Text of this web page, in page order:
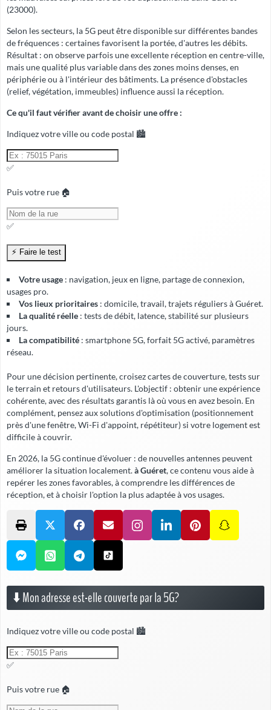
(23000).
Selon les secteurs, la 5G peut être disponible sur différentes bandes
de fréquences : certaines favorisent la portée, d'autres les débits.
Résultat : on observe parfois une excellente réception en centre-ville,
mais une qualité plus variable dans des zones moins denses, en
périphérie ou à l'intérieur des bâtiments. La présence d'obstacles
(relief, végétation, immeubles) influence aussi la réception.
Ce qu'il faut vérifier avant de choisir une offre :
Indiquez votre ville ou code postal 🏙️
✅
Puis votre rue 🏠
✅
Votre usage : navigation, jeux en ligne, partage de connexion,
usages pro.
Vos lieux prioritaires : domicile, travail, trajets réguliers à Guéret.
La qualité réelle : tests de débit, latence, stabilité sur plusieurs
jours.
La compatibilité : smartphone 5G, forfait 5G activé, paramètres
réseau.
Pour une décision pertinente, croisez cartes de couverture, tests sur
le terrain et retours d'utilisateurs. L'objectif : obtenir une expérience
cohérente, avec des résultats garantis là où vous en avez besoin. En
complément, pensez aux solutions d'optimisation (positionnement
près d'une fenêtre, Wi-Fi d'appoint, répétiteur) si votre logement est
difficile à couvrir.
En 2026, la 5G continue d'évoluer : de nouvelles antennes peuvent
améliorer la situation localement.à Guéret, ce contenu vous aide à
repérer les zones favorables, à comprendre les différences de
réception, et à choisir l'option la plus adaptée à vos usages.
⬇️ Mon adresse est-elle couverte par la 5G?
Indiquez votre ville ou code postal 🏙️
✅
Puis votre rue 🏠